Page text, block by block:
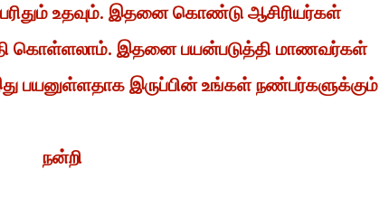
உதவும். இதனை கொண்டு ஆசிரியர்கள்
கொள்ளலாம். இதனை பயன்படுத்தி மாணவர்கள்
பயனுள்ளதாக இருப்பின் உங்கள் நண்பர்களுக்கும்
நன்றி